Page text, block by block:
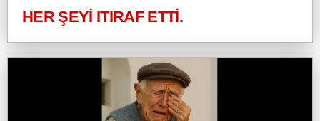
HER ŞEYİ ITIRAF ETTİ.